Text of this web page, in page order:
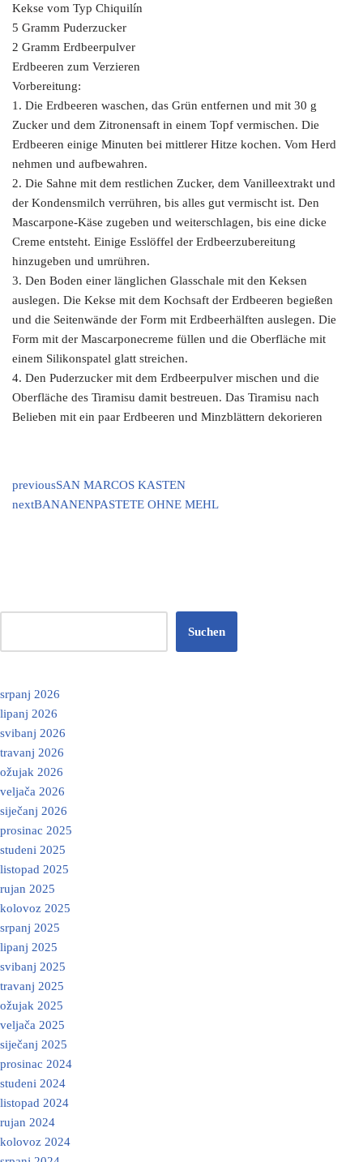
Kekse vom Typ Chiquilín
5 Gramm Puderzucker
2 Gramm Erdbeerpulver
Erdbeeren zum Verzieren
Vorbereitung:
1. Die Erdbeeren waschen, das Grün entfernen und mit 30 g
Zucker und dem Zitronensaft in einem Topf vermischen. Die
Erdbeeren einige Minuten bei mittlerer Hitze kochen. Vom Herd
nehmen und aufbewahren.
2. Die Sahne mit dem restlichen Zucker, dem Vanilleextrakt und
der Kondensmilch verrühren, bis alles gut vermischt ist. Den
Mascarpone-Käse zugeben und weiterschlagen, bis eine dicke
Creme entsteht. Einige Esslöffel der Erdbeerzubereitung
hinzugeben und umrühren.
3. Den Boden einer länglichen Glasschale mit den Keksen
auslegen. Die Kekse mit dem Kochsaft der Erdbeeren begießen
und die Seitenwände der Form mit Erdbeerhälften auslegen. Die
Form mit der Mascarponecreme füllen und die Oberfläche mit
einem Silikonspatel glatt streichen.
4. Den Puderzucker mit dem Erdbeerpulver mischen und die
Oberfläche des Tiramisu damit bestreuen. Das Tiramisu nach
Belieben mit ein paar Erdbeeren und Minzblättern dekorieren
previousSAN MARCOS KASTEN
nextBANANENPASTETE OHNE MEHL
Suchen
srpanj 2026
lipanj 2026
svibanj 2026
travanj 2026
ožujak 2026
veljača 2026
siječanj 2026
prosinac 2025
studeni 2025
listopad 2025
rujan 2025
kolovoz 2025
srpanj 2025
lipanj 2025
svibanj 2025
travanj 2025
ožujak 2025
veljača 2025
siječanj 2025
prosinac 2024
studeni 2024
listopad 2024
rujan 2024
kolovoz 2024